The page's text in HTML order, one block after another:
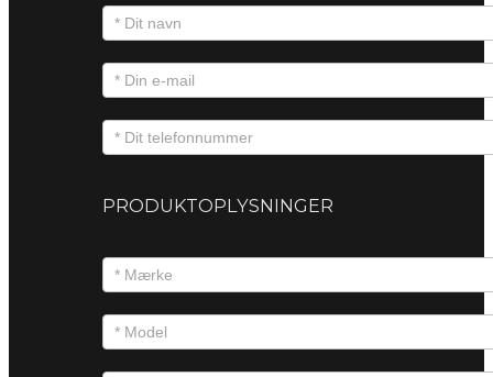
PRODUKTOPLYSNINGER